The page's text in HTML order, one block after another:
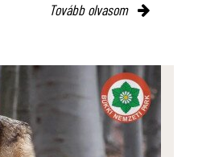
Tovább olvasom